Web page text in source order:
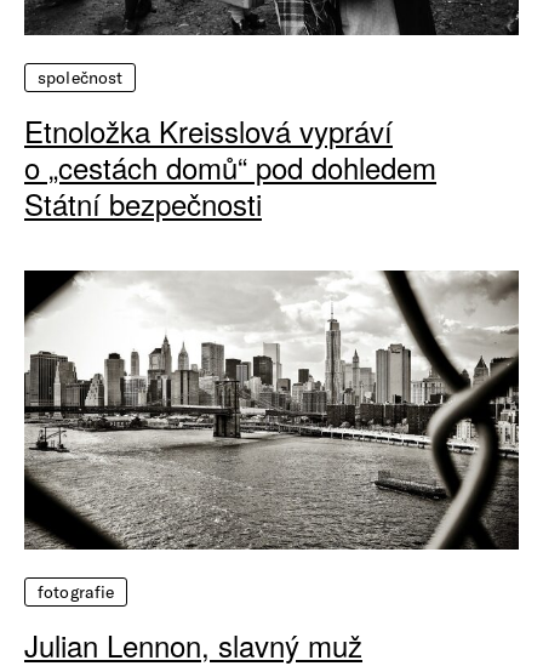
společnost
Etnoložka Kreisslová vypráví
o „cestách domů“ pod dohledem
Státní bezpečnosti
fotografie
Julian Lennon, slavný muž